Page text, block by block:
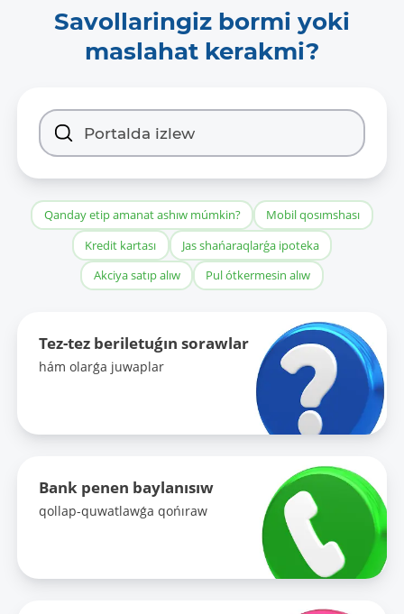
Savollaringiz bormi yoki
maslahat kerakmi?
Qanday etip amanat ashıw múmkin?
Mobil qosımshası
Kredit kartası
Jas shańaraqlarǵa ipoteka
Akciya satıp alıw
Pul ótkermesin alıw
Tez-tez beriletuǵın sorawlar
hám olarǵa juwaplar
Bank penen baylanısıw
qollap-quwatlawǵa qońıraw